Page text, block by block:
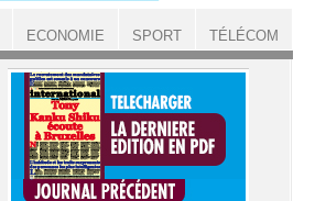
ECONOMIE SPORT TÉLÉCOM